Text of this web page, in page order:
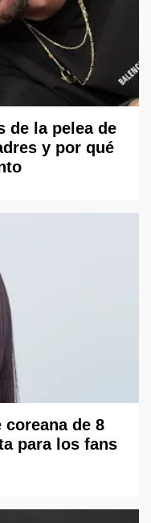
de la pelea de
y por qué
de 8
para los fans